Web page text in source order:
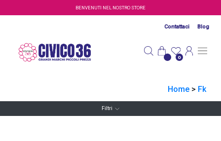
Salta al contenuto principaleBENVENUTI NEL NOSTRO STORE
Contattaci Blog
0
Home > Fk
Filtri